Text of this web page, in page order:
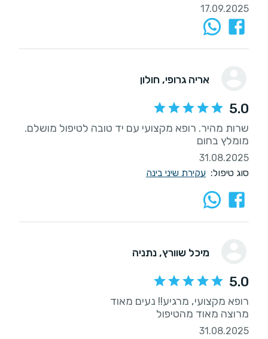
17.09.2025
אריה גרופי, חולון
5.0
שרות מהיר. רופא מקצועי עם יד טובה לטיפול מושלם.
מומלץ בחום
31.08.2025
סוג טיפול: עקירת שיני בינה
מיכל שוורץ, נתניה
5.0
מרוצה מאוד מהטיפול
31.08.2025